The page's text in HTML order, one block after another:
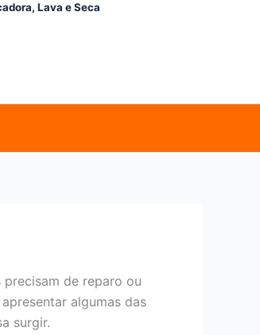
Lava e Seca
de reparo ou
algumas das
surgir.